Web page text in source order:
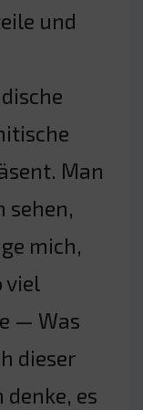
und
Man
sehen,
mich,
viel
— Was
dieser
denke, es